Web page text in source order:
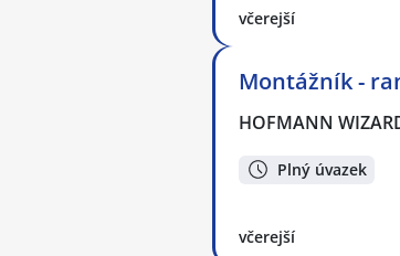
včerejší
Montážník -
HOFMANN
Plný úvazek
včerejší